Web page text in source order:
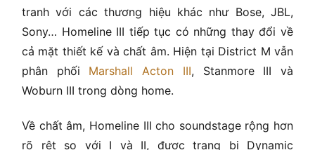
tranh với các thương hiệu khác như Bose, JBL,
Sony… Homeline III tiếp tục có những thay đổi về
cả mặt thiết kế và chất âm. Hiện tại District M vẫn
phân phối Marshall Acton III, Stanmore III và
Woburn III trong dòng home.
Về chất âm, Homeline III cho soundstage rộng hơn
rõ rệt so với I và II, được trang bị Dynamic